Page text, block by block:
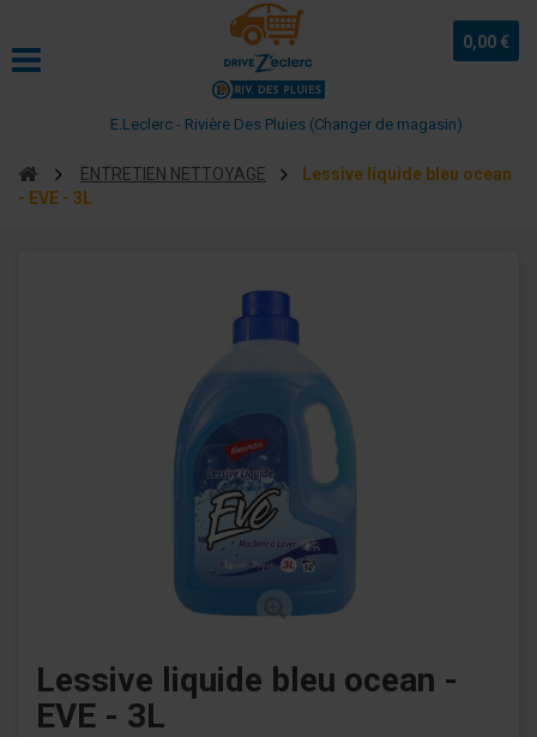
0,00 €
E.Leclerc - Rivière Des Pluies (Changer de magasin)
ENTRETIEN NETTOYAGE
Lessive liquide bleu ocean
- EVE - 3L
Lessive liquide bleu ocean -
EVE - 3L